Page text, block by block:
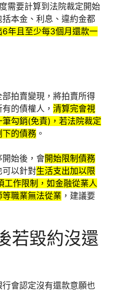
需要計算到法院裁定開始
本金、利息、違約金都
6年且至少每3個月還款一
拍賣變現，將拍賣所得
的債權人， 清算完會視
勾銷(免責)，若法院裁定
下的債務 。
始後，會開始限制債務
可以針對生活支出加以限
工作限制，如金融從業人
職業無法從業 ，建議要
若毀約沒還
會認定沒有還款意願也